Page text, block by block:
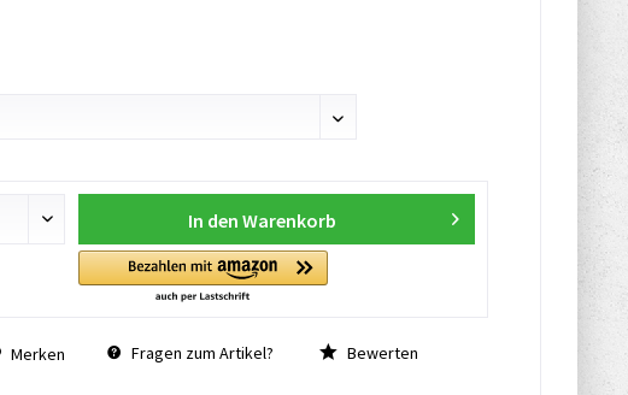
In den Warenkorb
Merken Fragen zum Artikel? Bewerten